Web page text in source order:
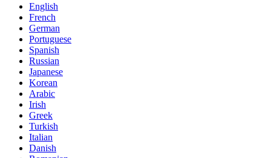
English
French
German
Portuguese
Spanish
Russian
Japanese
Korean
Arabic
Irish
Greek
Turkish
Italian
Danish